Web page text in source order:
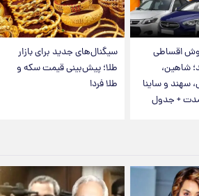
اقساطی
شاهین،
سهند و ساینا
+ جدول
سیگنال‌های جدید برای بازار
طلا؛ پیش‌بینی قیمت سکه و
طلا فردا